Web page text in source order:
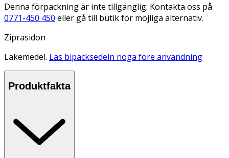
Denna förpackning är inte tillgänglig. Kontakta oss på
0771-450 450 eller gå till butik för möjliga alternativ.
Ziprasidon
Läkemedel. Läs bipacksedeln noga före användning
Produktfakta